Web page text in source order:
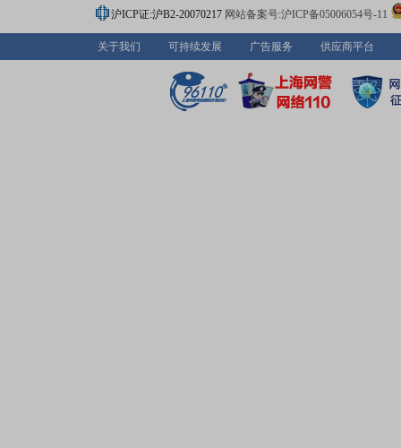
沪ICP证:沪B2-20070217 网站备案号:沪ICP备05006054号-11
关于我们 可持续发展 广告服务 供应商平台